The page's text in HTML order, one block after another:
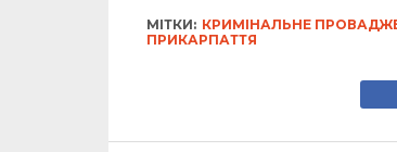
МІТКИ: КРИМІНАЛЬНЕ
ПРИКАРПАТТЯ